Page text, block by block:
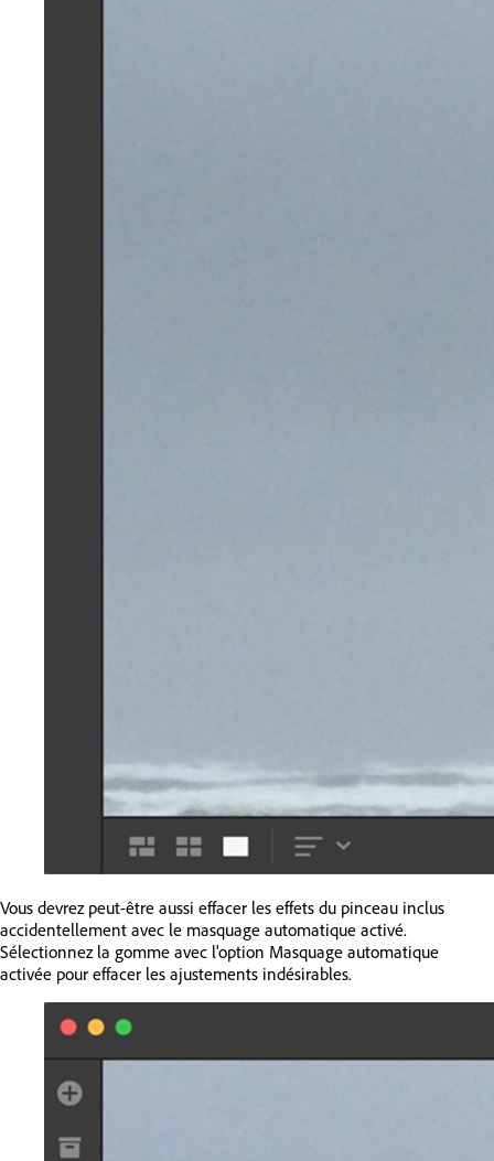
Vous devrez peut-être aussi effacer les effets du pinceau inclus
accidentellement avec le masquage automatique activé.
Sélectionnez la gomme avec l'option Masquage automatique
activée pour effacer les ajustements indésirables.